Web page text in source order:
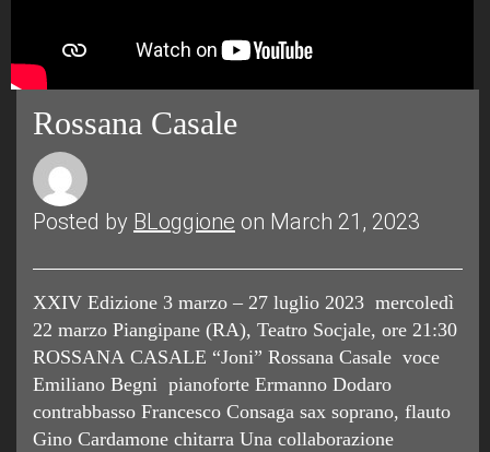
Rossana Casale
Posted by BLoggione on March 21, 2023
XXIV Edizione 3 marzo – 27 luglio 2023 mercoledì
22 marzo Piangipane (RA), Teatro Socjale, ore 21:30
ROSSANA CASALE “Joni” Rossana Casale voce
Emiliano Begni pianoforte Ermanno Dodaro
contrabbasso Francesco Consaga sax soprano, flauto
Gino Cardamone chitarra Una collaborazione